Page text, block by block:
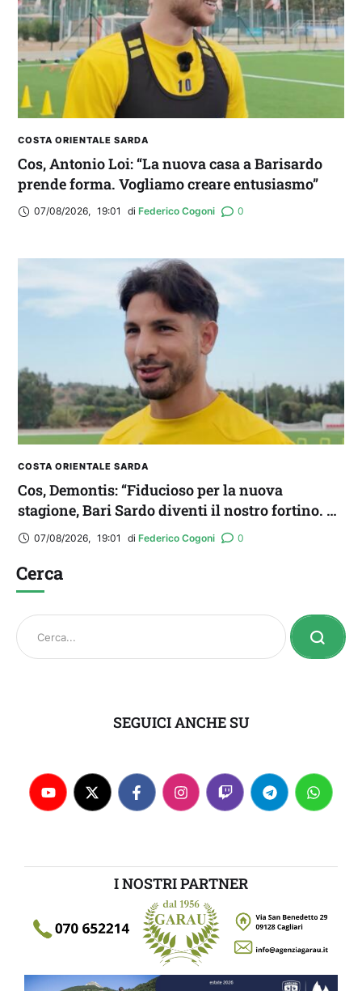
COSTA ORIENTALE SARDA
Cos, Antonio Loi: “La nuova casa a Barisardo
prende forma. Vogliamo creare entusiasmo”
07/08/2026, 19:01 di Federico Cogoni 0
COSTA ORIENTALE SARDA
Cos, Demontis: “Fiducioso per la nuova
stagione, Bari Sardo diventi il nostro fortino. E
occhio all’Ossese”
07/08/2026, 19:01 di Federico Cogoni 0
Cerca
SEGUICI ANCHE SU
I NOSTRI PARTNER